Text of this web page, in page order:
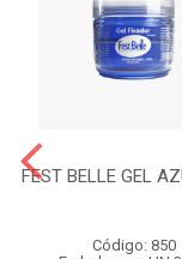
FEST BELLE GEL
Código: 850